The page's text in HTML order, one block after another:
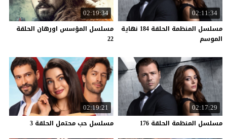
02:11:34
مسلسل المنظمة الحلقة 184 نهاية
الموسم
02:19:34
مسلسل المؤسس اورهان الحلقة
22
02:17:29
مسلسل المنظمة الحلقة 176
02:19:21
مسلسل حب محتمل الحلقة 3